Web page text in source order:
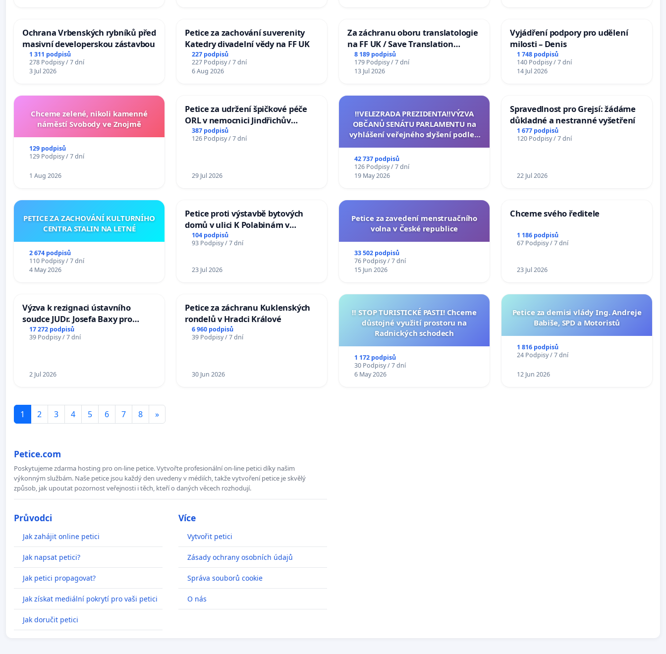
Ochrana Vrbenských rybníků před
masivní developerskou zástavbou
1 311 podpisů
278 Podpisy / 7 dní
3 Jul 2026
Petice za zachování suverenity
Katedry divadelní vědy na FF UK
227 podpisů
227 Podpisy / 7 dní
6 Aug 2026
Za záchranu oboru translatologie
na FF UK / Save Translation
Studies at the Faculty of Arts,
Charles University
8 189 podpisů
179 Podpisy / 7 dní
13 Jul 2026
Vyjádření podpory pro udělení
milosti – Denis
1 748 podpisů
140 Podpisy / 7 dní
14 Jul 2026
Chceme zelené, nikoli kamenné
náměstí Svobody ve Znojmě
129 podpisů
129 Podpisy / 7 dní
1 Aug 2026
Petice za udržení špičkové péče
ORL v nemocnici Jindřichův
Hradec
387 podpisů
126 Podpisy / 7 dní
29 Jul 2026
‼️VELEZRADA PREZIDENTA‼️VÝZVA
OBČANŮ SENÁTU PARLAMENTU na
vyhlášení veřejného slyšení podle §
na přijetí usnesení k podání ústavní
žaloby na prezidenta republiky
42 737 podpisů
126 Podpisy / 7 dní
19 May 2026
Spravedlnost pro Grejsí: žádáme
důkladné a nestranné vyšetření
1 677 podpisů
120 Podpisy / 7 dní
22 Jul 2026
PETICE ZA ZACHOVÁNÍ KULTURNÍHO
CENTRA STALIN NA LETNÉ
2 674 podpisů
110 Podpisy / 7 dní
4 May 2026
Petice proti výstavbě bytových
domů v ulici K Polabinám v
Pardubicích
104 podpisů
93 Podpisy / 7 dní
23 Jul 2026
Petice za zavedení menstruačního
volna v České republice
33 502 podpisů
76 Podpisy / 7 dní
15 Jun 2026
Chceme svého ředitele
1 186 podpisů
67 Podpisy / 7 dní
23 Jul 2026
Výzva k rezignaci ústavního
soudce JUDr. Josefa Baxy pro
ohrožení důvěry ve spravedlivý
proces
17 272 podpisů
39 Podpisy / 7 dní
2 Jul 2026
Petice za záchranu Kuklenských
rondelů v Hradci Králové
6 960 podpisů
39 Podpisy / 7 dní
30 Jun 2026
‼️ STOP TURISTICKÉ PASTI! Chceme
důstojné využití prostoru na
Radnických schodech
1 172 podpisů
30 Podpisy / 7 dní
6 May 2026
Petice za demisi vlády Ing. Andreje
Babiše, SPD a Motoristů
1 816 podpisů
24 Podpisy / 7 dní
12 Jun 2026
1 2 3 4 5 6 7 8 »
Petice.com
Poskytujeme zdarma hosting pro on-line petice. Vytvořte profesionální on-line petici díky našim
výkonným službám. Naše petice jsou každý den uvedeny v médiích, takže vytvoření petice je skvělý
způsob, jak upoutat pozornost veřejnosti i těch, kteří o daných věcech rozhodují.
Průvodci
Jak zahájit online petici
Jak napsat petici?
Jak petici propagovat?
Jak získat mediální pokrytí pro vaši petici
Jak doručit petici
Více
Vytvořit petici
Zásady ochrany osobních údajů
Správa souborů cookie
O nás